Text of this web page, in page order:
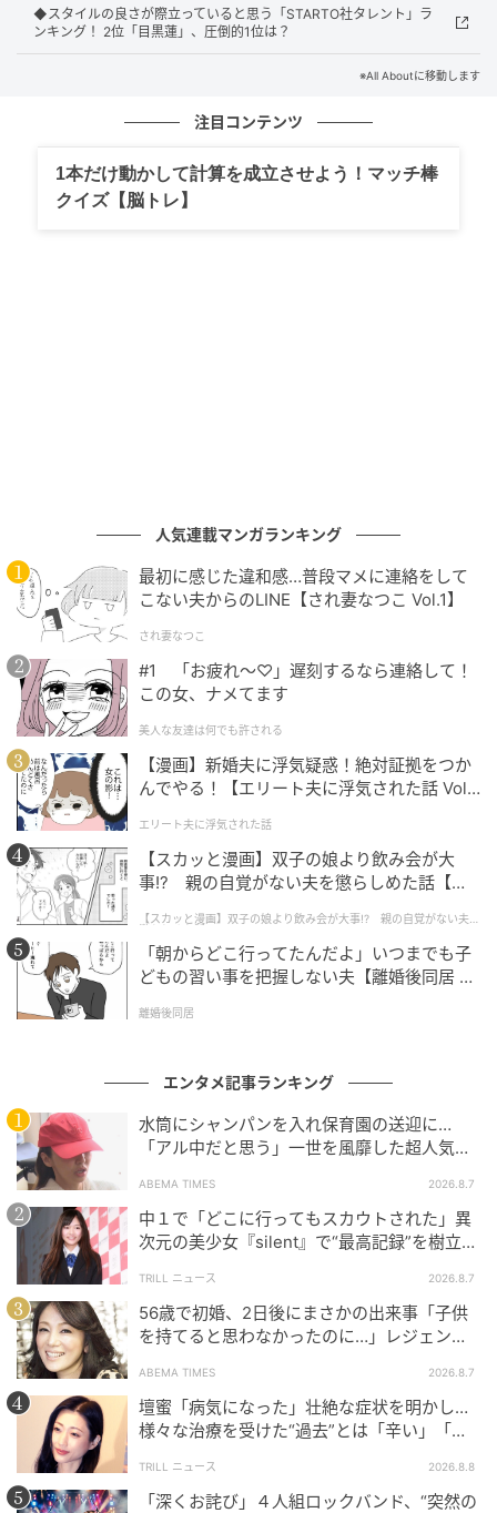
ッキリGP』（フジテレビ系）などで見せる全力のリア
クションは広く親しまれています。クールな魅力と親
回答者コメント
※回答者からのコメントは原文ママです
※記事内容は執筆時点のものです。最新の内容をご確
認ください
文：坂上 恵
次の記事
映画『おそ松さん 人類クズ化計画!!!!!?』は面
白い？ ファン以外でも楽しめる「最強のアイ
ドル映画」に
の記事をもっとみる
◆スタイルの良さが際立っていると思う「STARTO社タレント」ラ
ンキング！ 2位「目黒蓮」、圧倒的1位は？
※All Aboutに移動します
注目コンテンツ
1本だけ動かして計算を成立させよう！マッチ棒
クイズ【脳トレ】
人気連載マンガランキング
最初に感じた違和感…普段マメに連絡をして
こない夫からのLINE【され妻なつこ Vol.1】
され妻なつこ
#1 「お疲れ〜♡」遅刻するなら連絡して！
この女、ナメてます
美人な友達は何でも許される
【漫画】新婚夫に浮気疑惑！絶対証拠をつか
んでやる！【エリート夫に浮気された話 Vol.
エリート夫に浮気された話
【スカッと漫画】双子の娘より飲み会が大
事!? 親の自覚がない夫を懲らしめた話【第1
【スカッと漫画】双子の娘より飲み会が大事!? 親の自覚がない夫を
懲らしめた話
「朝からどこ行ってたんだよ」いつまでも子
どもの習い事を把握しない夫【離婚後同居 Vo
離婚後同居
エンタメ記事ランキング
水筒にシャンパンを入れ保育園の送迎に…
「アル中だと思う」一世を風靡した超人気タ
ABEMA TIMES 2026.8.7
中１で「どこに行ってもスカウトされた」異
次元の美少女『silent』で“最高記録”を樹立し
TRILL ニュース 2026.8.7
56歳で初婚、2日後にまさかの出来事「子供
を持てると思わなかったのに…」レジェンド
ABEMA TIMES 2026.8.7
壇蜜「病気になった」壮絶な症状を明かし…
様々な治療を受けた“過去”とは「辛い」「苦
TRILL ニュース 2026.8.8
「深くお詫び」４人組ロックバンド、“突然の